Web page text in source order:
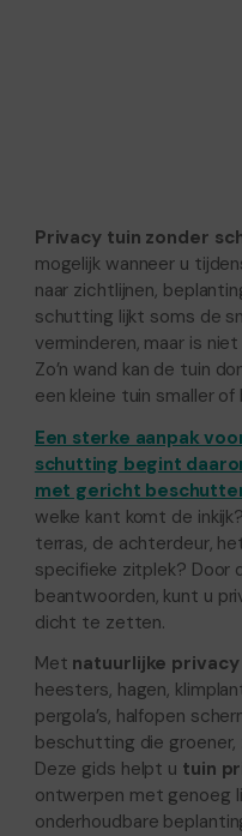
Privacy tuin zonder
mogelijk wanneer u
naar zichtlijnen,
schutting lijkt soms de
verminderen, maar is
Zo’n wand kan de tuin
een kleine tuin smaller
Een sterke aanpak
schutting begint
met gericht
welke kant komt de
terras, de achterdeur,
specifieke zitplek? Door
beantwoorden, kunt u
dicht te zetten.
Met natuurlijke
heesters, hagen,
pergola’s, halfopen
beschutting die
Deze gids helpt u tuin
ontwerpen met genoeg
onderhoudbare